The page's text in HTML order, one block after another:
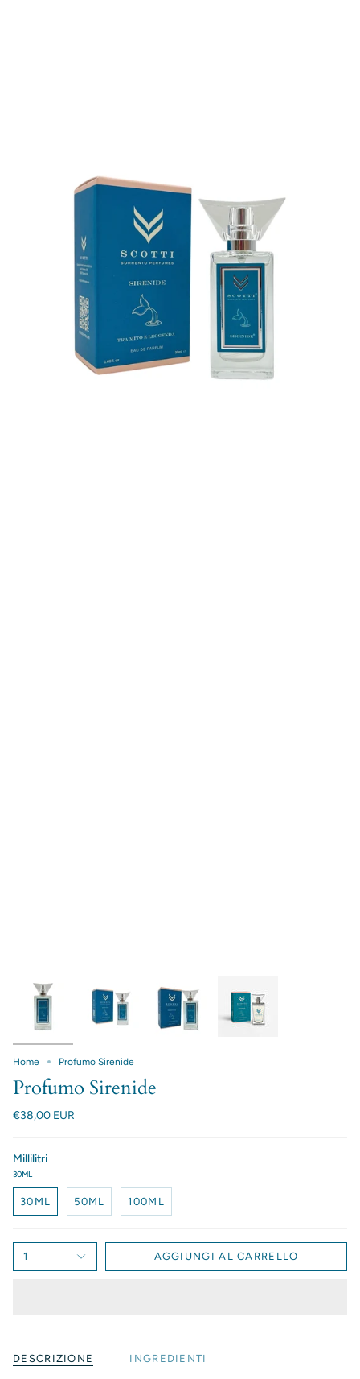
Home Profumo Sirenide
Profumo Sirenide
€38,00 EUR
Millilitri
30ML
30ML 50ML 100ML
1 AGGIUNGI AL CARRELLO
DESCRIZIONE INGREDIENTI